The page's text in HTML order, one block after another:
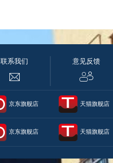
联系我们 意见反馈
京东旗舰店 天猫旗舰店
京东旗舰店 天猫旗舰店